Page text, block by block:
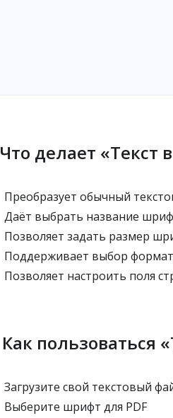
Что делает «Текст в
Преобразует обычный
Даёт выбрать название
Позволяет задать размер
Поддерживает выбор
Позволяет настроить поля
Как пользоваться
Загрузите свой текстовый
Выберите шрифт для PDF